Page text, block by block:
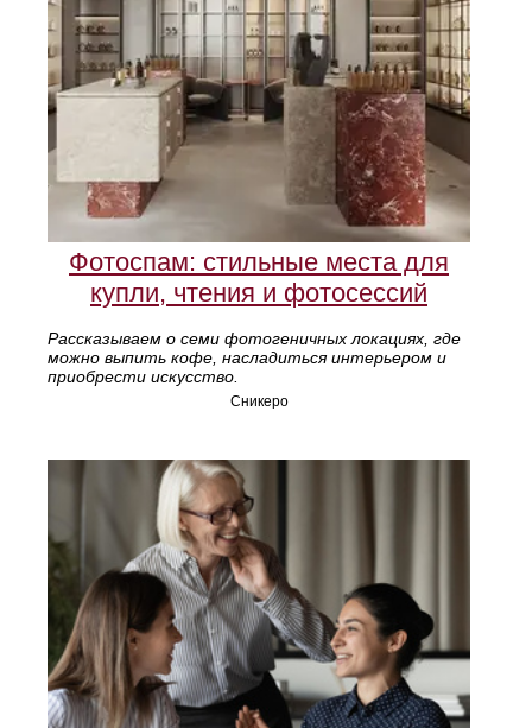
Фотоспам: стильные места для
купли, чтения и фотосессий
Рассказываем о семи фотогеничных локациях, где
можно выпить кофе, насладиться интерьером и
приобрести искусство.
Сникеро